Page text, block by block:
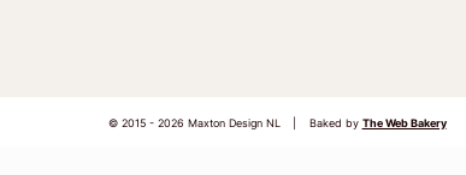
© 2015 - 2026 Maxton Design NL Baked by The Web Bakery